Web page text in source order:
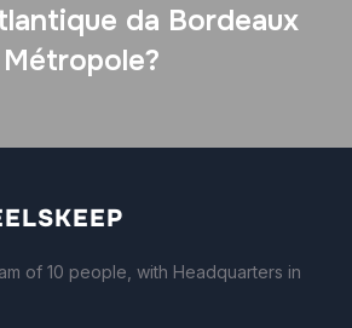
da Bordeaux
Métropole?
of 10 people, with Headquarters in